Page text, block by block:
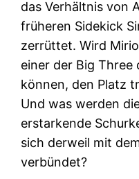
das Verhältnis von
früheren Sidekick
zerrüttet. Wird
einer der Big Three
können, den Platz
Und was werden
erstarkende
sich derweil mit
verbündet?